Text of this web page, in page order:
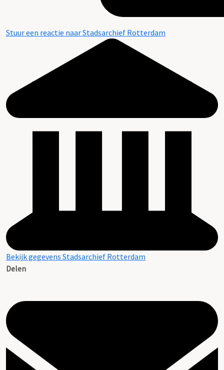
Stuur een reactie naar Stadsarchief Rotterdam
Bekijk gegevens Stadsarchief Rotterdam
Delen